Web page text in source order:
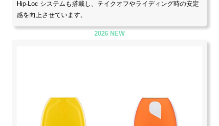
Hip-Loc システムも搭載し、テイクオフやライディング時の安定
感を向上させています。
2026 NEW